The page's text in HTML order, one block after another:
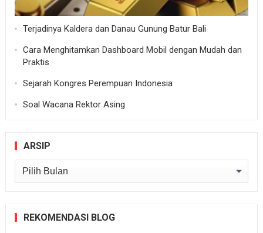
Terjadinya Kaldera dan Danau Gunung Batur Bali
Cara Menghitamkan Dashboard Mobil dengan Mudah dan
Praktis
Sejarah Kongres Perempuan Indonesia
Soal Wacana Rektor Asing
ARSIP
Arsip
REKOMENDASI BLOG